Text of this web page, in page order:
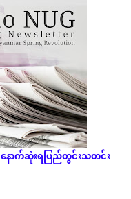
နောက်ဆုံးရပြည်တွင်းသတင်း